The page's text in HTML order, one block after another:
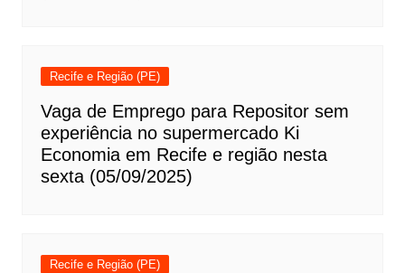
Recife e Região (PE)
Vaga de Emprego para Repositor sem
experiência no supermercado Ki
Economia em Recife e região nesta
sexta (05/09/2025)
Recife e Região (PE)